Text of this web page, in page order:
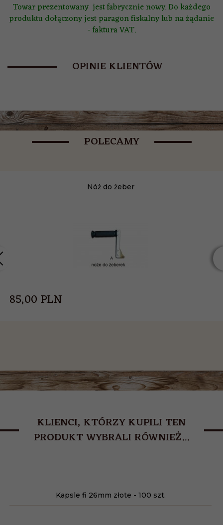
Towar prezentowany jest fabrycznie nowy. Do każdego
produktu dołączony jest paragon fiskalny lub na żądanie
- faktura VAT.
OPINIE KLIENTÓW
POLECAMY
Nóż do żeber
85,00PLN
KLIENCI, KTÓRZY KUPILI TEN
PRODUKT WYBRALI RÓWNIEŻ...
Kapsle fi 26mm złote - 100 szt.